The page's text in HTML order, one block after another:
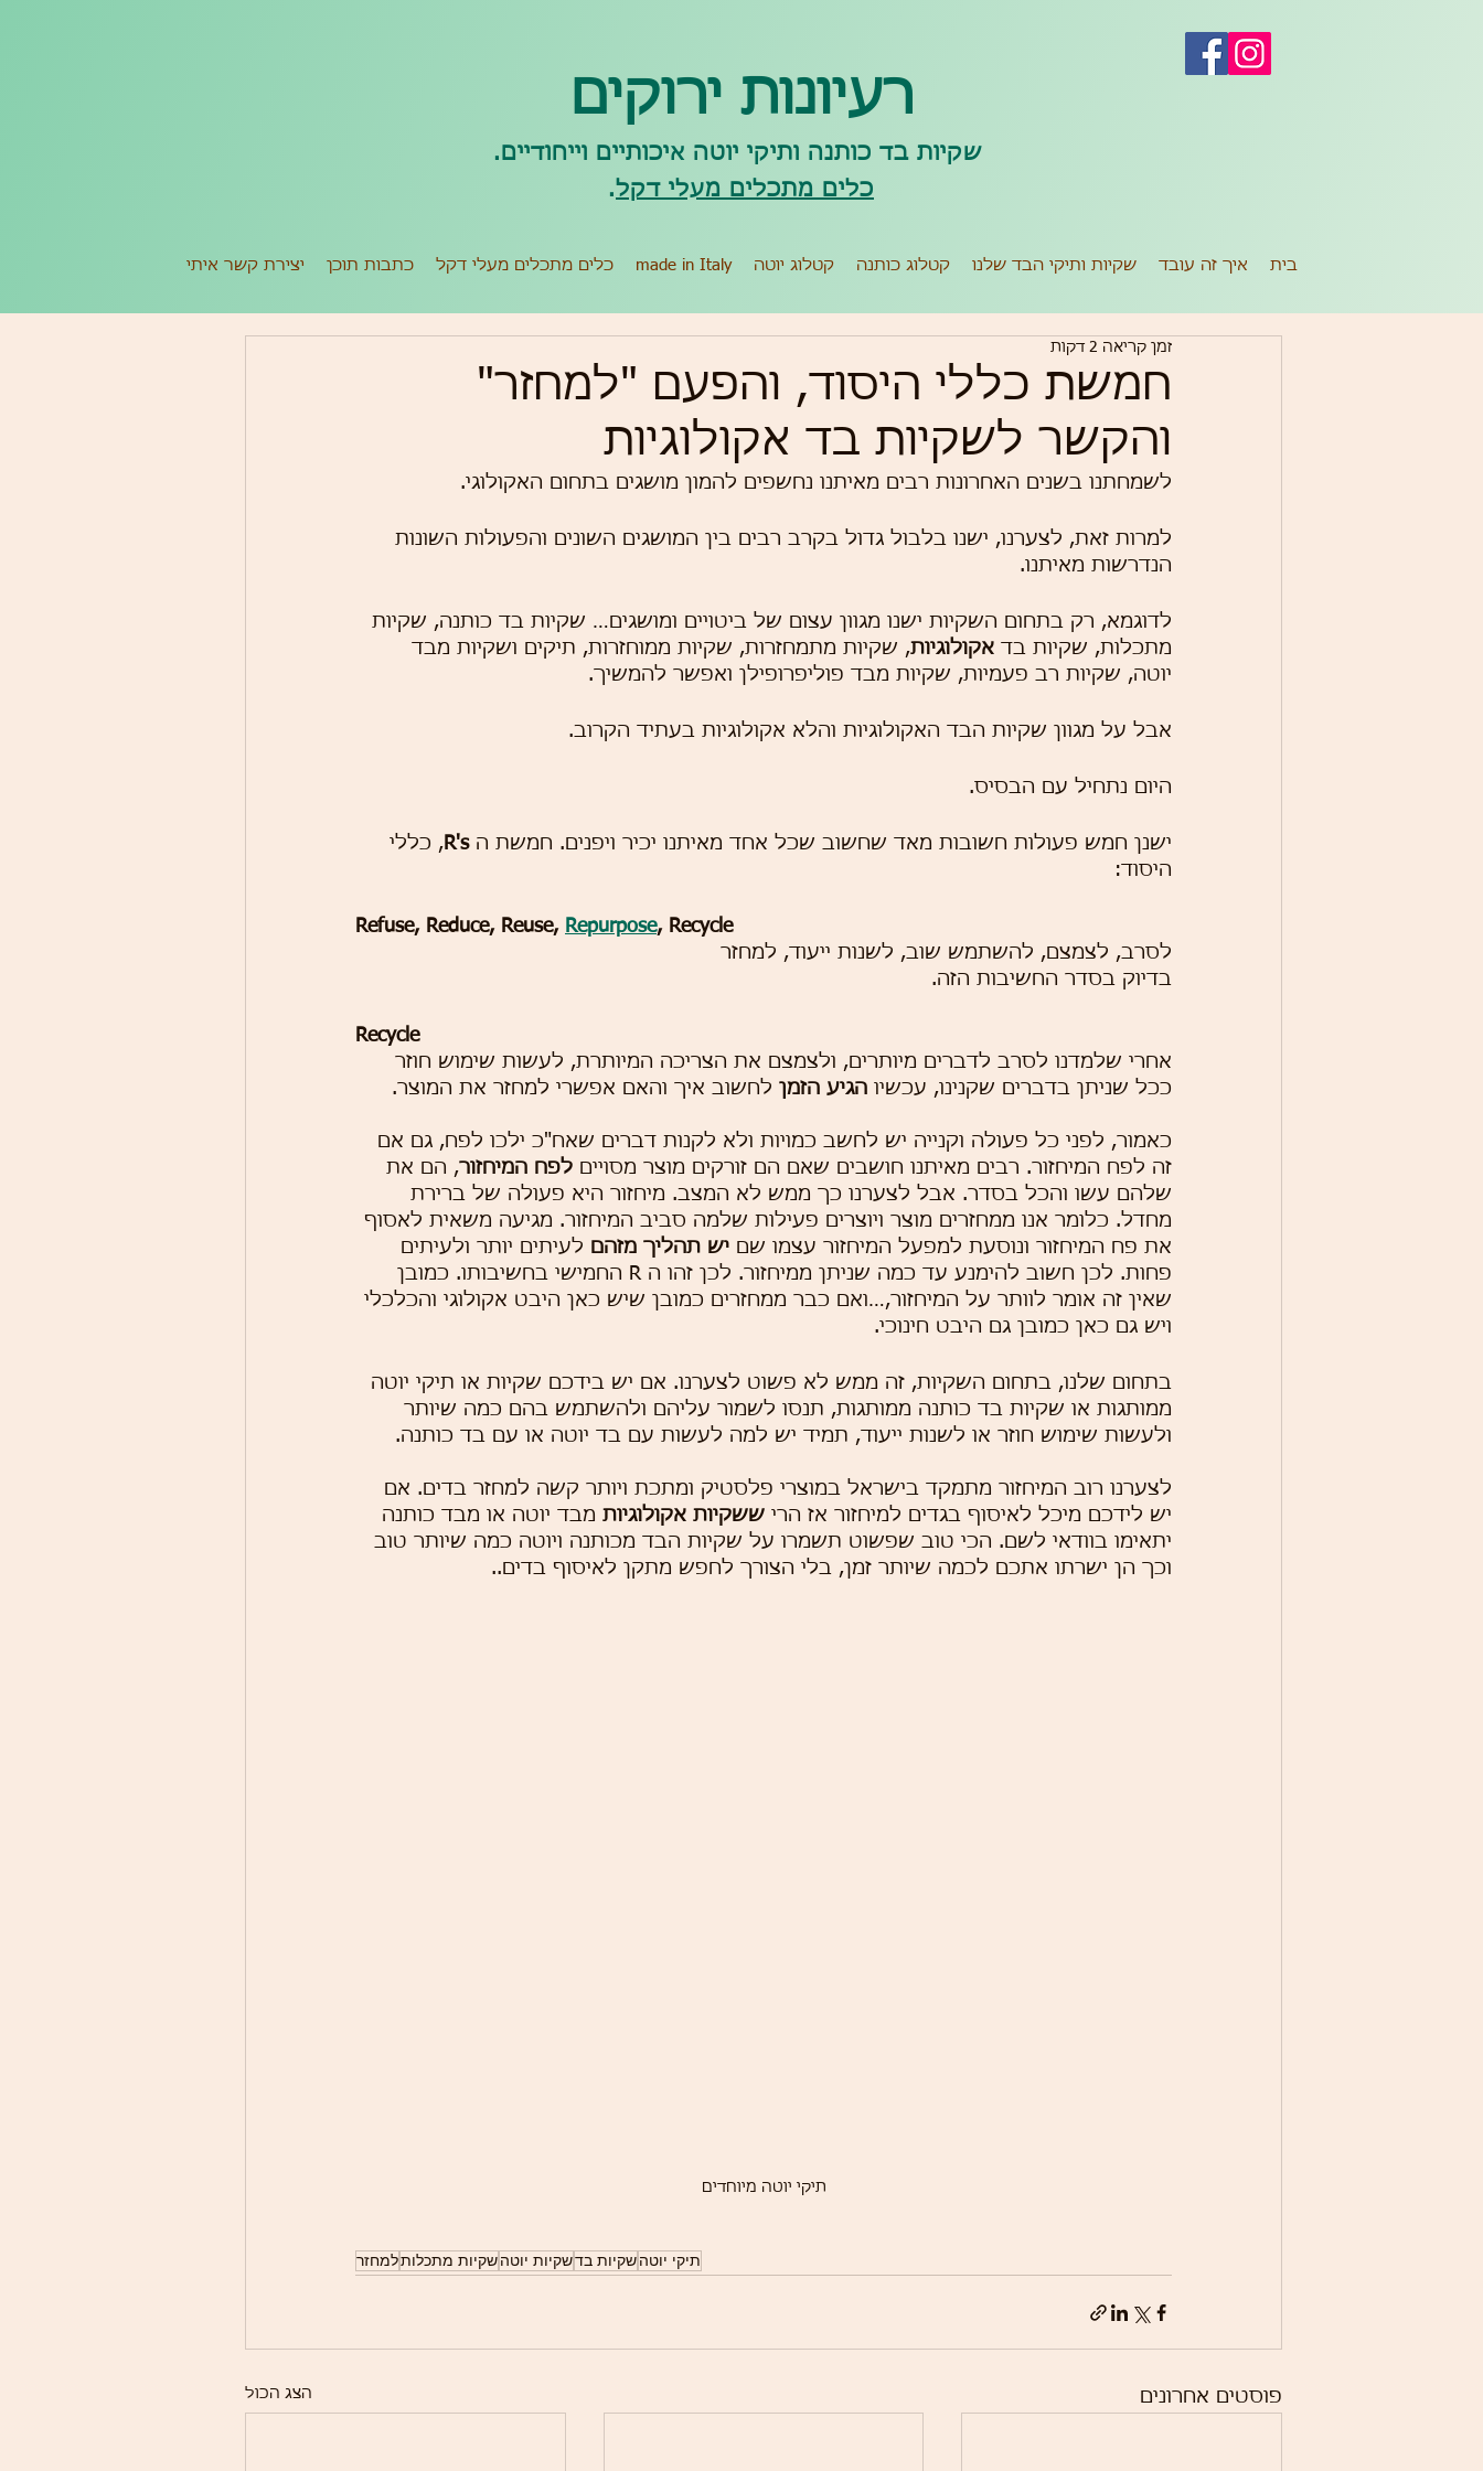
רעיונות ירוקים
שקיות בד כותנה ותיקי יוטה איכותיים וייחודיים.
כלים מתכלים מעלי דקל.
בית איך זה עובד שקיות ותיקי הבד שלנו קטלוג כותנה קטלוג יוטה made in Italy כלים מתכלים מעלי דקל כתבות תוכן יצירת קשר איתי
חמשת כללי היסוד, והפעם "למחזר"
והקשר לשקיות בד אקולוגיות
זמן קריאה 2 דקות
לשמחתנו בשנים האחרונות רבים מאיתנו נחשפים להמון מושגים בתחום האקולוגי.
למרות זאת, לצערנו, ישנו בלבול גדול בקרב רבים בין המושגים השונים והפעולות השונות
הנדרשות מאיתנו.
לדוגמא, רק בתחום השקיות ישנו מגוון עצום של ביטויים ומושגים… שקיות בד כותנה, שקיות
מתכלות, שקיות בד אקולוגיות, שקיות מתמחזרות, שקיות ממוחזרות, תיקים ושקיות מבד
יוטה, שקיות רב פעמיות, שקיות מבד פוליפרופילן ואפשר להמשיך.
אבל על מגוון שקיות הבד האקולוגיות והלא אקולוגיות בעתיד הקרוב.
היום נתחיל עם הבסיס.
ישנן חמש פעולות חשובות מאד שחשוב שכל אחד מאיתנו יכיר ויפנים. חמשת ה R's, כללי
היסוד:
Refuse, Reduce, Reuse, Repurpose, Recycle
לסרב, לצמצם, להשתמש שוב, לשנות ייעוד, למחזר
בדיוק בסדר החשיבות הזה.
Recycle
אחרי שלמדנו לסרב לדברים מיותרים, ולצמצם את הצריכה המיותרת, לעשות שימוש חוזר
ככל שניתן בדברים שקנינו, עכשיו הגיע הזמן לחשוב איך והאם אפשרי למחזר את המוצר.
כאמור, לפני כל פעולה וקנייה יש לחשב כמויות ולא לקנות דברים שאח"כ ילכו לפח, גם אם
זה לפח המיחזור. רבים מאיתנו חושבים שאם הם זורקים מוצר מסויים לפח המיחזור, הם את
שלהם עשו והכל בסדר. אבל לצערנו כך ממש לא המצב. מיחזור היא פעולה של ברירת
מחדל. כלומר אנו ממחזרים מוצר ויוצרים פעילות שלמה סביב המיחזור. מגיעה משאית לאסוף
את פח המיחזור ונוסעת למפעל המיחזור עצמו שם יש תהליך מזהם לעיתים יותר ולעיתים
פחות. לכן חשוב להימנע עד כמה שניתן ממיחזור. לכן זהו ה R החמישי בחשיבותו. כמובן
שאין זה אומר לוותר על המיחזור,…ואם כבר ממחזרים כמובן שיש כאן היבט אקולוגי והכלכלי
ויש גם כאן כמובן גם היבט חינוכי.
בתחום שלנו, בתחום השקיות, זה ממש לא פשוט לצערנו. אם יש בידכם שקיות או תיקי יוטה
ממותגות או שקיות בד כותנה ממותגות, תנסו לשמור עליהם ולהשתמש בהם כמה שיותר
ולעשות שימוש חוזר או לשנות ייעוד, תמיד יש למה לעשות עם בד יוטה או עם בד כותנה.
לצערנו רוב המיחזור מתמקד בישראל במוצרי פלסטיק ומתכת ויותר קשה למחזר בדים. אם
יש לידכם מיכל לאיסוף בגדים למיחזור אז הרי ששקיות אקולוגיות מבד יוטה או מבד כותנה
יתאימו בוודאי לשם. הכי טוב שפשוט תשמרו על שקיות הבד מכותנה ויוטה כמה שיותר טוב
וכך הן ישרתו אתכם לכמה שיותר זמן, בלי הצורך לחפש מתקן לאיסוף בדים..
תיקי יוטה מיוחדים
תיקי יוטהשקיות בדשקיות יוטהשקיות מתכלותלמחזר
פוסטים אחרונים הצג הכול